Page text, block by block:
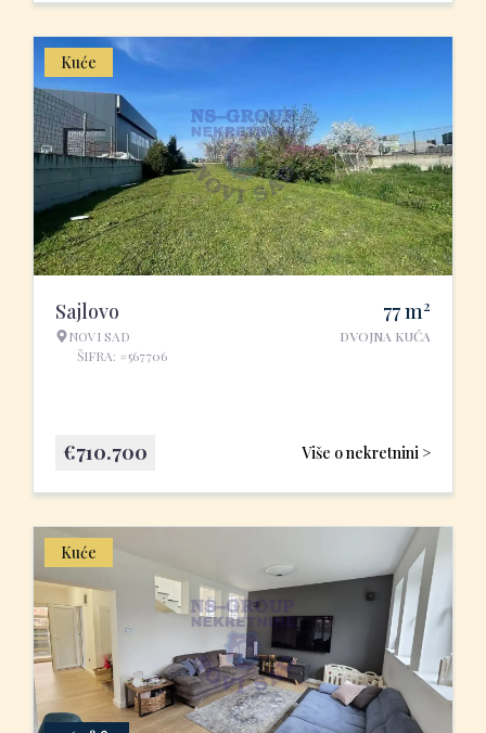
Kuće
Sajlovo
NOVI SAD
ŠIFRA: #567706
77m2
DVOJNA KUĆA
Više o nekretnini >
€710.700
Kuće